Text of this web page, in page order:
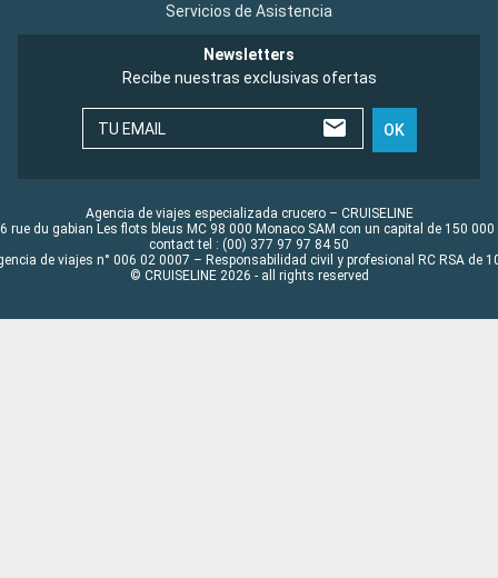
Servicios de Asistencia
Newsletters
Recibe nuestras exclusivas ofertas
TU EMAIL OK
Agencia de viajes especializada crucero – CRUISELINE
rue du gabian Les flots bleus MC 98 000 Monaco SAM con un capital de 150 000
contact tel : (00) 377 97 97 84 50
de viajes n° 006 02 0007 – Responsabilidad civil y profesional RC RSA de
© CRUISELINE 2026 - all rights reserved